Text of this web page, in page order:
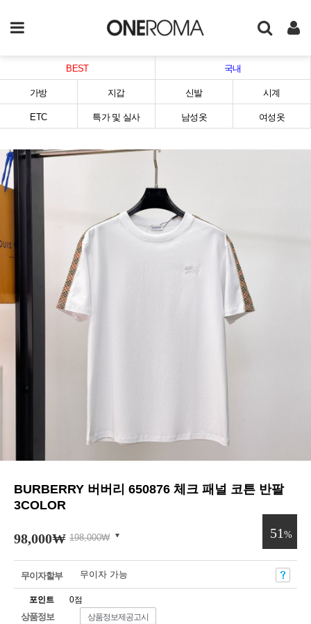
BEST 국내
가방 지갑 신발 시계
ETC 특가 및 실사 남성옷 여성옷
BURBERRY 버버리 650876 체크 패널 코튼 반팔
3COLOR
98,000₩ 198,000₩ 51 %
무이자할부 무이자 가능
포인트 0점
상품정보 상품정보제공고시